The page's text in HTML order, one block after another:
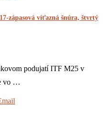
zápasová víťazná šnúra, štvrtý
podujatí ITF M25 v
vo …